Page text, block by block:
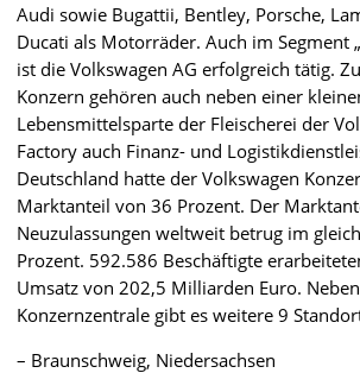
Audi sowie Bugattii, Bentley, Porsche,
Ducati als Motorräder. Auch im Segment
ist die Volkswagen AG erfolgreich tätig.
Konzern gehören auch neben einer
Lebensmittelsparte der Fleischerei der
Factory auch Finanz- und
Deutschland hatte der Volkswagen
Marktanteil von 36 Prozent. Der
Neuzulassungen weltweit betrug im
Prozent. 592.586 Beschäftigte
Umsatz von 202,5 Milliarden Euro.
Konzernzentrale gibt es weitere 9
– Braunschweig, Niedersachsen